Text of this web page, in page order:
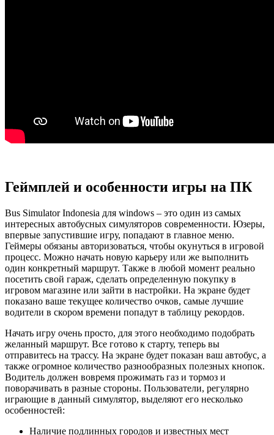
Геймплей и особенности игры на ПК
Bus Simulator Indonesia для windows – это один из самых
интересных автобусных симуляторов современности. Юзеры,
впервые запустившие игру, попадают в главное меню.
Геймеры обязаны авторизоваться, чтобы окунуться в игровой
процесс. Можно начать новую карьеру или же выполнить
один конкретный маршрут. Также в любой момент реально
посетить свой гараж, сделать определенную покупку в
игровом магазине или зайти в настройки. На экране будет
показано ваше текущее количество очков, самые лучшие
водители в скором времени попадут в таблицу рекордов.
Начать игру очень просто, для этого необходимо подобрать
желанный маршрут. Все готово к старту, теперь вы
отправитесь на трассу. На экране будет показан ваш автобус, а
также огромное количество разнообразных полезных кнопок.
Водитель должен вовремя прожимать газ и тормоз и
поворачивать в разные стороны. Пользователи, регулярно
играющие в данный симулятор, выделяют его несколько
особенностей:
Наличие подлинных городов и известных мест